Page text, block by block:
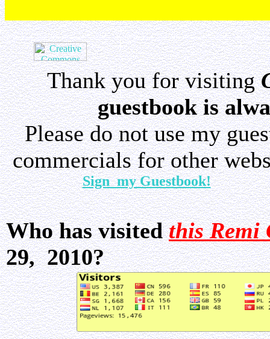
Thank you for visiting
guestbook is
Please do not use my
commercials for other
Sign my Guestbook!
Who has visitedthis Remi
29, 2010?